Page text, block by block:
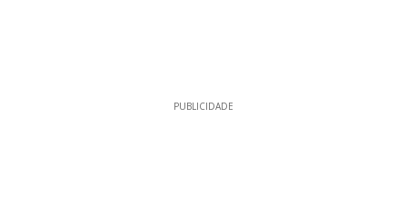
PUBLICIDADE